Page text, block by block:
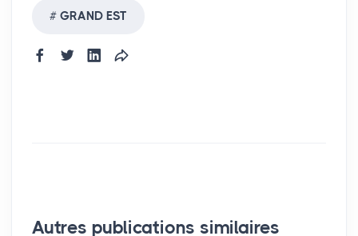
GRAND EST
Autres publications similaires